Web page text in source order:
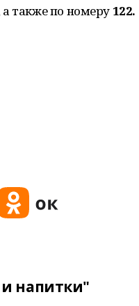
а также по номеру 122.
и напитки"